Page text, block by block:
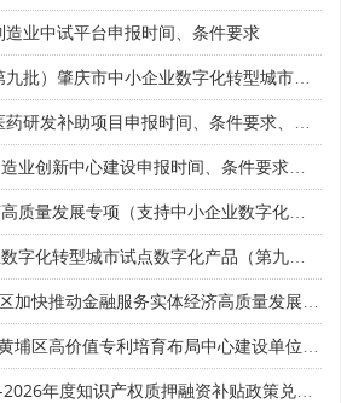
，空有证书无落地应用
果产业化，仅提供专利证书、无
。评审中，大量企业专利束之高阁：
销售数据;无产品铭牌标注专利号或检
的营收增量佐证;专利技术未应用于
书层面。
需体现设计产品已取得显著经济效
销售合同、营收增量材料等佐证。空
定为设计能力薄弱、成果无法落地，
业应确保每项核心专利都有对应的产
。
业中试平台申报时间、条件要求
业数字化转型城市试点数字化改造项目申报时间、条件要求、补助奖励
发补助项目申报时间、条件要求、奖励标准
新中心建设申报时间、条件要求、扶持奖励
字化转型）“小快轻准”数字化转型项目（第十一批）入库储备申报时间、条件要求、补助奖励
市试点数字化产品（第九批）征集申报时间、条件要求
济高质量发展（支持企业利用知识产权融资）政策兑现申报时间、条件要求、扶持奖励
专利培育布局中心建设单位申报时间、条件要求、扶持奖励
产权质押融资补贴政策兑现申报时间、条件要求、资助奖励